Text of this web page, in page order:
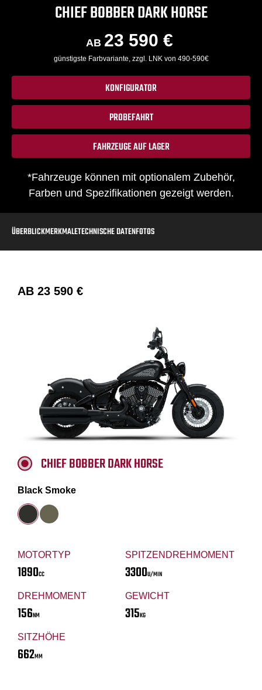
CHIEF BOBBER DARK HORSE
AB 23 590 €
günstigste Farbvariante, zzgl. LNK von 490-590€
KONFIGURATOR
PROBEFAHRT
FAHRZEUGE AUF LAGER
*Fahrzeuge können mit optionalem Zubehör,
Farben und Spezifikationen gezeigt werden.
ÜBERBLICKMERKMALETECHNISCHE DATENFOTOS
AB 23 590 €
MOTORTYP
1890CC
SPITZENDREHMOMENT
3300U/MIN
DREHMOMENT
156NM
GEWICHT
315KG
SITZHÖHE
662MM
CHIEF BOBBER DARK HORSE
Black Smoke